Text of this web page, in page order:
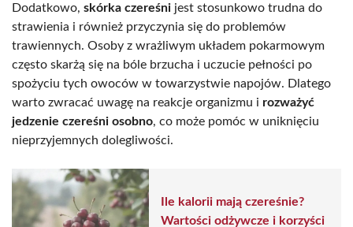
Dodatkowo, skórka czereśni jest stosunkowo trudna do
strawienia i również przyczynia się do problemów
trawiennych. Osoby z wrażliwym układem pokarmowym
często skarżą się na bóle brzucha i uczucie pełności po
spożyciu tych owoców w towarzystwie napojów. Dlatego
warto zwracać uwagę na reakcje organizmu i rozważyć
jedzenie czereśni osobno, co może pomóc w uniknięciu
nieprzyjemnych dolegliwości.
Ile kalorii mają czereśnie?
Wartości odżywcze i korzyści